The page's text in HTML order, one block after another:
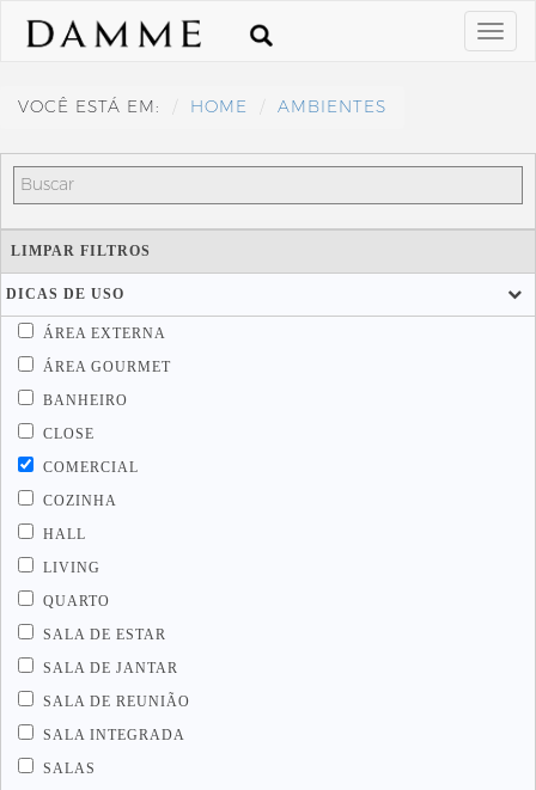
VOCÊ ESTÁ EM: HOME AMBIENTES
LIMPAR FILTROS
DICAS DE USO
ÁREA EXTERNA
ÁREA GOURMET
BANHEIRO
CLOSE
COMERCIAL
COZINHA
HALL
LIVING
QUARTO
SALA DE ESTAR
SALA DE JANTAR
SALA DE REUNIÃO
SALA INTEGRADA
SALAS